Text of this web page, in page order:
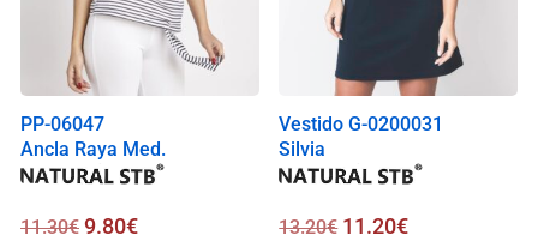
PP-06047
Ancla Raya Med.
11.30€ 9.80€
Vestido G-0200031
Silvia
13.20€ 11.20€